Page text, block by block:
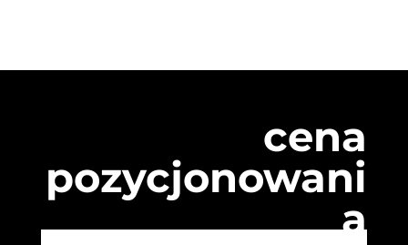
cena
pozycjonowani
a